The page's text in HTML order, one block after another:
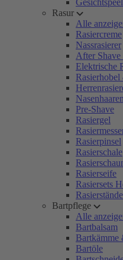
Rasur
Alle
Rasiercreme
Nassrasierer
After
Elektrische
Pre-Shave
Rasiergel
Rasierpinsel
Rasierschale
Rasierseife
Rasiersets
Bartpflege
Alle
Bartbalsam
Bartkämme
Bartöle